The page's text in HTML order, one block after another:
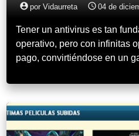
account_circle por Vidaurreta access_time 04 de
Tener un antivirus es tan
operativo, pero con infinitas
pago, convirtiéndose en un